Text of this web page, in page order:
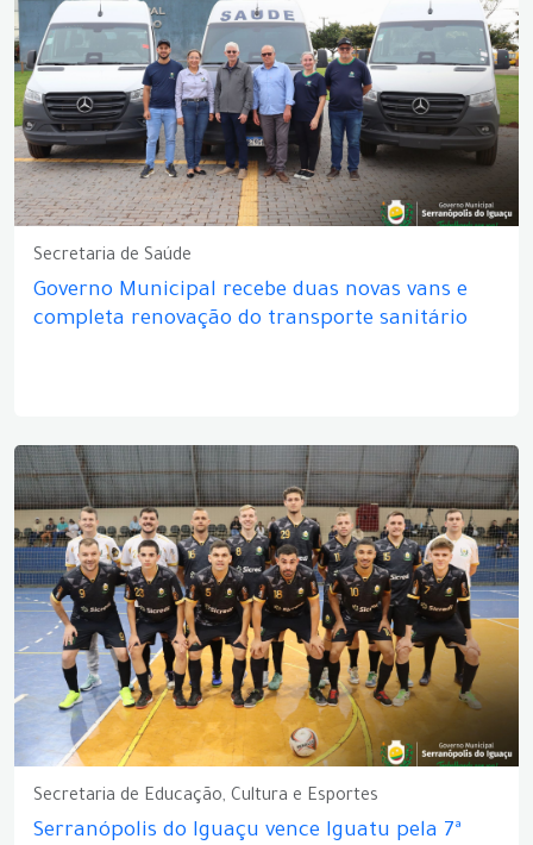
Secretaria de Saúde
Governo Municipal recebe duas novas vans e
completa renovação do transporte sanitário
Secretaria de Educação, Cultura e Esportes
Serranópolis do Iguaçu vence Iguatu pela 7ª